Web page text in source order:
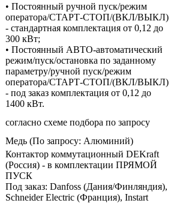
• Постоянный ручной пуск/режим
оператора/СТАРТ-СТОП/(ВКЛ/ВЫКЛ)
- стандартная комплектация от 0,12 до
300 кВт;
• Постоянный АВТО-автоматический
режим/пуск/остановка по заданному
параметру/ручной пуск/режим
оператора/СТАРТ-СТОП/(ВКЛ/ВЫКЛ)
- под заказ комплектация от 0,12 до
1400 кВт.
согласно схеме подбора по запросу
Медь (По запросу: Алюминий)
Контактор коммутационный DEKraft
(Россия) - в комплектации ПРЯМОЙ
ПУСК
Под заказ: Danfoss (Дания/Финляндия),
Schneider Electric (Франция), Instart